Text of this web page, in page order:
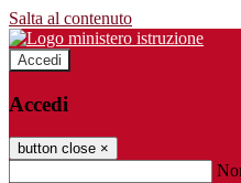
Salta al contenuto
Accedi
Accedi
button close ×